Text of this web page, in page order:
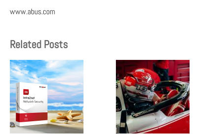
www.abus.com
Related Posts